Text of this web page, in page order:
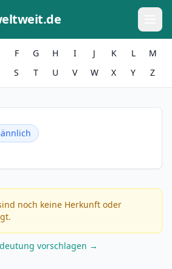
F G H I J K L
M
S T U V W X Y Z
noch keine Herkunft oder
vorschlagen →